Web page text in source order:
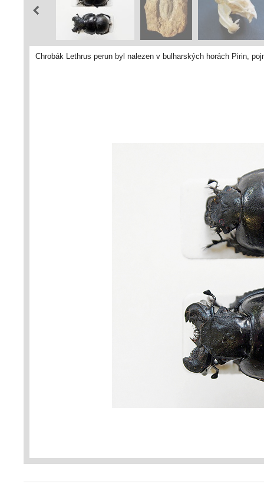
Chrobák Lethrus perun byl nalezen v bulharských horách Pirin,